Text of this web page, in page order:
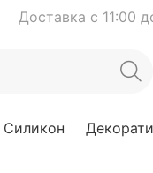
Доставка с 11:00
Силикон